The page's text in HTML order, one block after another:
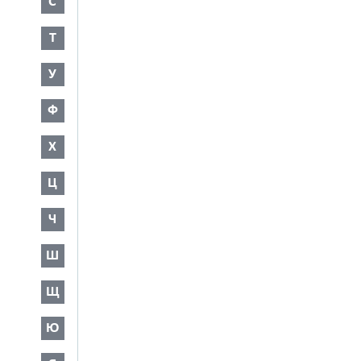
Т
У
Ф
Х
Ц
Ч
Ш
Щ
Ю